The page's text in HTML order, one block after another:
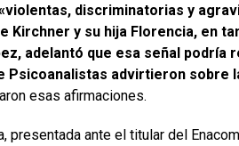
discriminatorias y
Kirchner y su hija Florencia, en
adelantó que esa señal podría
Psicoanalistas advirtieron sobre
esas afirmaciones.
presentada ante el titular del